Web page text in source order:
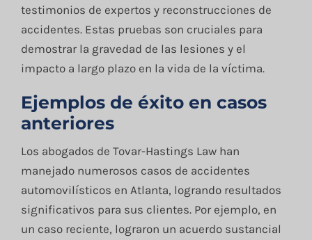
testimonios de expertos y reconstrucciones de
accidentes. Estas pruebas son cruciales para
demostrar la gravedad de las lesiones y el
impacto a largo plazo en la vida de la víctima.
Ejemplos de éxito en casos
anteriores
Los abogados de Tovar-Hastings Law han
manejado numerosos casos de accidentes
automovilísticos en Atlanta, logrando resultados
significativos para sus clientes. Por ejemplo, en
un caso reciente, lograron un acuerdo sustancial